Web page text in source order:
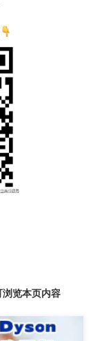
浏览本页内容